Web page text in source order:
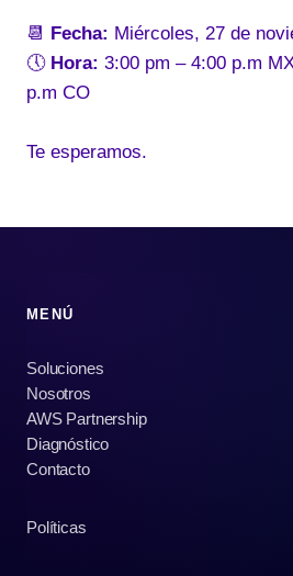
📆 Fecha: Miércoles, 27 de
🕔 Hora: 3:00 pm – 4:00 p.m
p.m CO
Te esperamos.
MENÚ
Soluciones
Nosotros
AWS Partnership
Diagnóstico
Contacto
Políticas